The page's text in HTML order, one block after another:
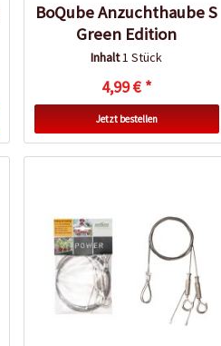
BoQube Anzuchthaube S
Green Edition
Inhalt1 Stück
4,99 € *
Jetzt bestellen